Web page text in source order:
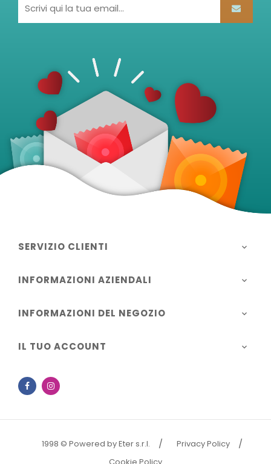
SERVIZIO CLIENTI 
INFORMAZIONI AZIENDALI 
INFORMAZIONI DEL NEGOZIO 
IL TUO ACCOUNT 
Facebook
1998 © Powered by Eter s.r.l.
Privacy Policy